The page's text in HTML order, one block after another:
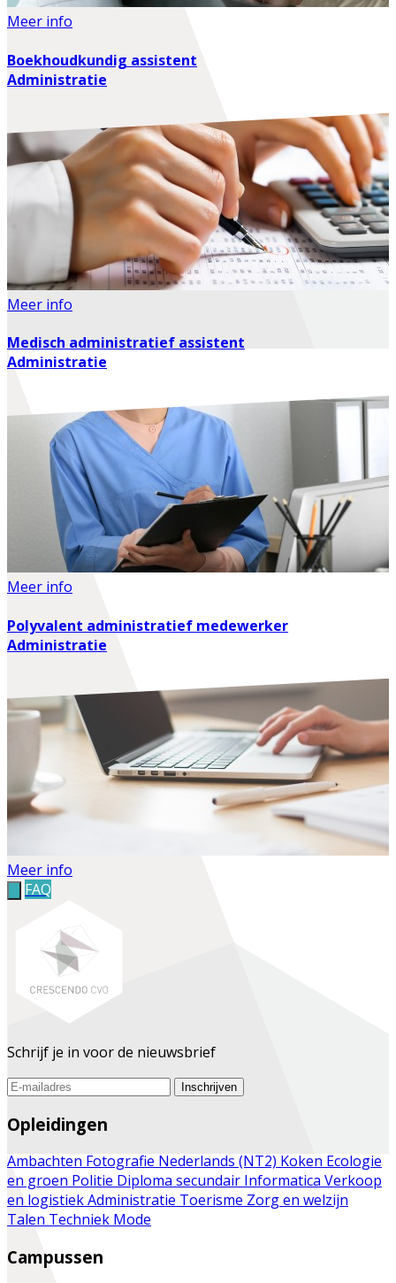
Meer info
Boekhoudkundig assistent
Administratie
Meer info
Medisch administratief assistent
Administratie
Meer info
Polyvalent administratief medewerker
Administratie
Meer info
FAQ
Schrijf je in voor de nieuwsbrief
Inschrijven
Opleidingen
Ambachten Fotografie Nederlands (NT2) Koken Ecologie
en groen Politie Diploma secundair Informatica Verkoop
en logistiekAdministratie Toerisme Zorg en welzijn
Talen Techniek Mode
Campussen